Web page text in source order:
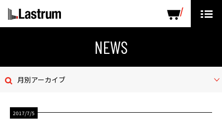
LABEL PRODUCTS
お問い合わせ
NEWS
月別アーカイブ
2017/7/5